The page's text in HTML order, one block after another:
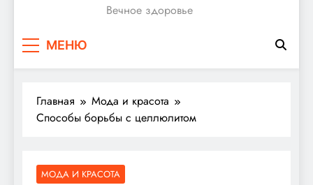
Вечное здоровье
МЕНЮ
Главная
Мода и красота
Способы борьбы с целлюлитом
МОДА И КРАСОТА